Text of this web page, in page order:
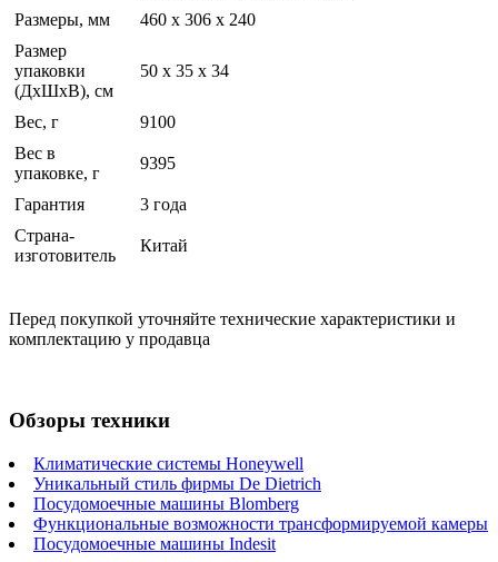
Размеры, мм
460 х 306 х 240
Размер
упаковки
(ДхШхВ), см
50 x 35 x 34
Вес, г
9100
Вес в
упаковке, г
9395
Гарантия
3 года
Страна-
изготовитель
Китай
Перед покупкой уточняйте технические характеристики и
комплектацию у продавца
Обзоры техники
Климатические системы Honeywell
Уникальный стиль фирмы De Dietrich
Посудомоечные машины Blomberg
Функциональные возможности трансформируемой камеры
Посудомоечные машины Indesit